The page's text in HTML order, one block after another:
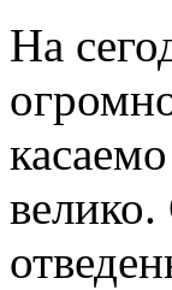
На
велико.